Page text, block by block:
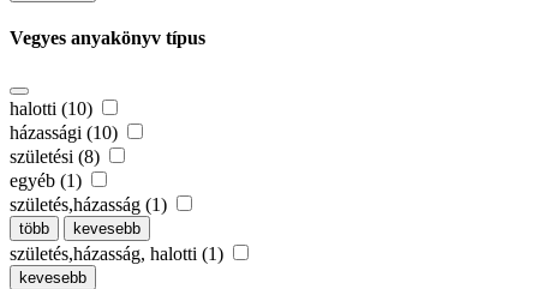
Vegyes anyakönyv típus
halotti (10)
házassági (10)
születési (8)
egyéb (1)
születés,házasság (1)
több kevesebb
születés,házasság, halotti (1)
kevesebb